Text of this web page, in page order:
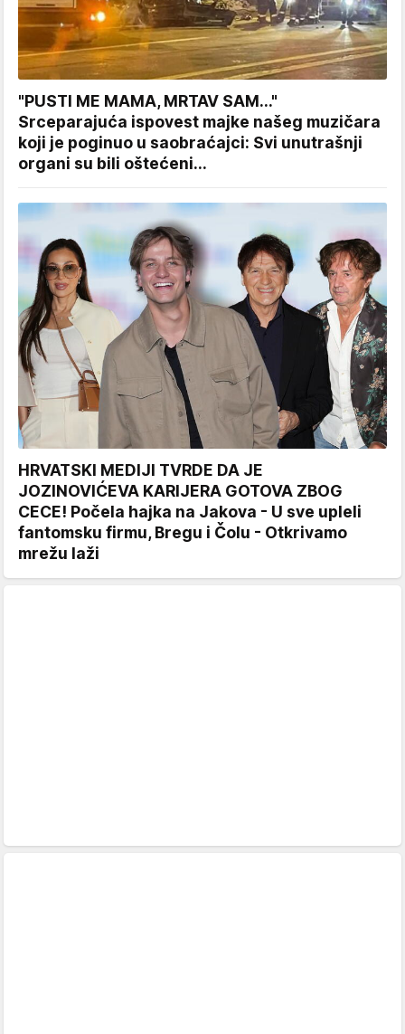
"PUSTI ME MAMA, MRTAV SAM..."
Srceparajuća ispovest majke našeg muzičara
koji je poginuo u saobraćajci: Svi unutrašnji
organi su bili oštećeni...
HRVATSKI MEDIJI TVRDE DA JE
JOZINOVIĆEVA KARIJERA GOTOVA ZBOG
CECE! Počela hajka na Jakova - U sve upleli
fantomsku firmu, Bregu i Čolu - Otkrivamo
mrežu laži